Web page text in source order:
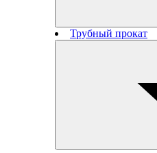
Трубный прокат